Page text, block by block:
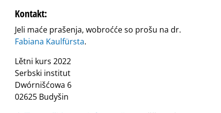
Kontakt:
Jeli maće prašenja, wobroćće so prošu na dr.
Fabiana Kaulfürsta.
Lětni kurs 2022
Serbski institut
Dwórnišćowa 6
02625 Budyšin